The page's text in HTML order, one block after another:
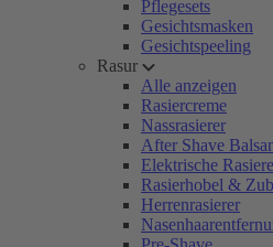
Pflegesets
Gesichtsmasken
Gesichtspeeling
Rasur
Alle anzeigen
Rasiercreme
Nassrasierer
After Shave
Elektrische
Rasierhobel &
Herrenrasierer